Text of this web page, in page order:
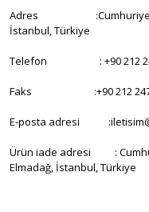
Adres :Cumhuriyet
İstanbul, Türkiye
Telefon : +90 212
Faks :+90 212 247
E-posta adresi
Ürün iade adresi :
Elmadağ, İstanbul, Türkiye